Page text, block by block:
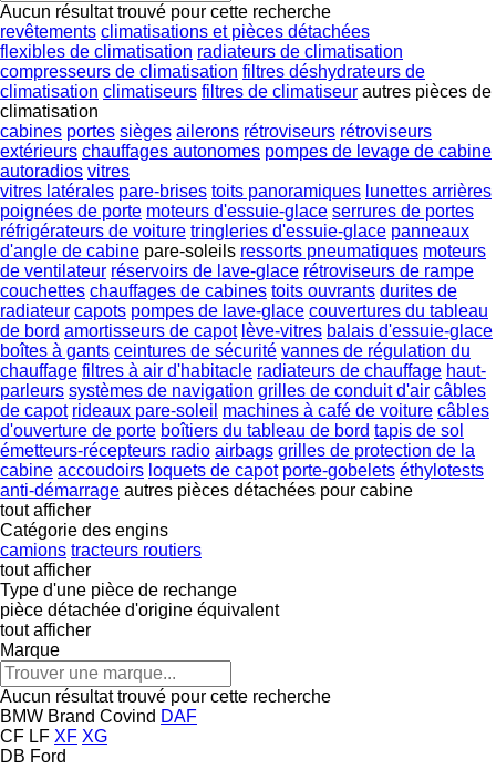
Aucun résultat trouvé pour cette recherche
revêtements climatisations et pièces détachées
flexibles de climatisation radiateurs de climatisation
compresseurs de climatisation filtres déshydrateurs de
climatisation climatiseurs filtres de climatiseur autres pièces de
climatisation
cabines portes sièges ailerons rétroviseurs rétroviseurs
extérieurs chauffages autonomes pompes de levage de cabine
autoradios vitres
vitres latérales pare-brises toits panoramiques lunettes arrières
poignées de porte moteurs d'essuie-glace serrures de portes
réfrigérateurs de voiture tringleries d'essuie-glace panneaux
d'angle de cabine pare-soleils ressorts pneumatiques moteurs
de ventilateur réservoirs de lave-glace rétroviseurs de rampe
couchettes chauffages de cabines toits ouvrants durites de
radiateur capots pompes de lave-glace couvertures du tableau
de bord amortisseurs de capot lève-vitres balais d'essuie-glace
boîtes à gants ceintures de sécurité vannes de régulation du
chauffage filtres à air d'habitacle radiateurs de chauffage haut-
parleurs systèmes de navigation grilles de conduit d'air câbles
de capot rideaux pare-soleil machines à café de voiture câbles
d'ouverture de porte boîtiers du tableau de bord tapis de sol
émetteurs-récepteurs radio airbags grilles de protection de la
cabine accoudoirs loquets de capot porte-gobelets éthylotests
anti-démarrage autres pièces détachées pour cabine
tout afficher
Catégorie des engins
camions tracteurs routiers
tout afficher
Type d'une pièce de rechange
pièce détachée d'origine équivalent
tout afficher
Marque
Aucun résultat trouvé pour cette recherche
BMW Brand Covind DAF
CF LF XF XG
DB Ford